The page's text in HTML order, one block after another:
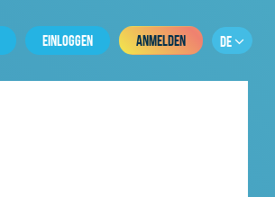
EINLOGGEN ANMELDEN DE